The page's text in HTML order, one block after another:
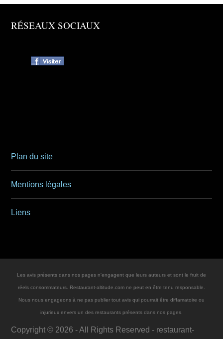
RÉSEAUX SOCIAUX
Plan du site
Mentions légales
Liens
Les avis présents dans nos pages n'engagent que leurs auteurs et sont le fruit de
réels consommateurs. Restaurant-altitude.com ne peut en être tenu responsable.
Nous nous engageons à ne pas publier tout avis qui pourrait être diffamatoire ou
injurieux envers un des restaurants présents dans nos pages.
Copyright © 2026 - All Rights Reserved - restaurant-